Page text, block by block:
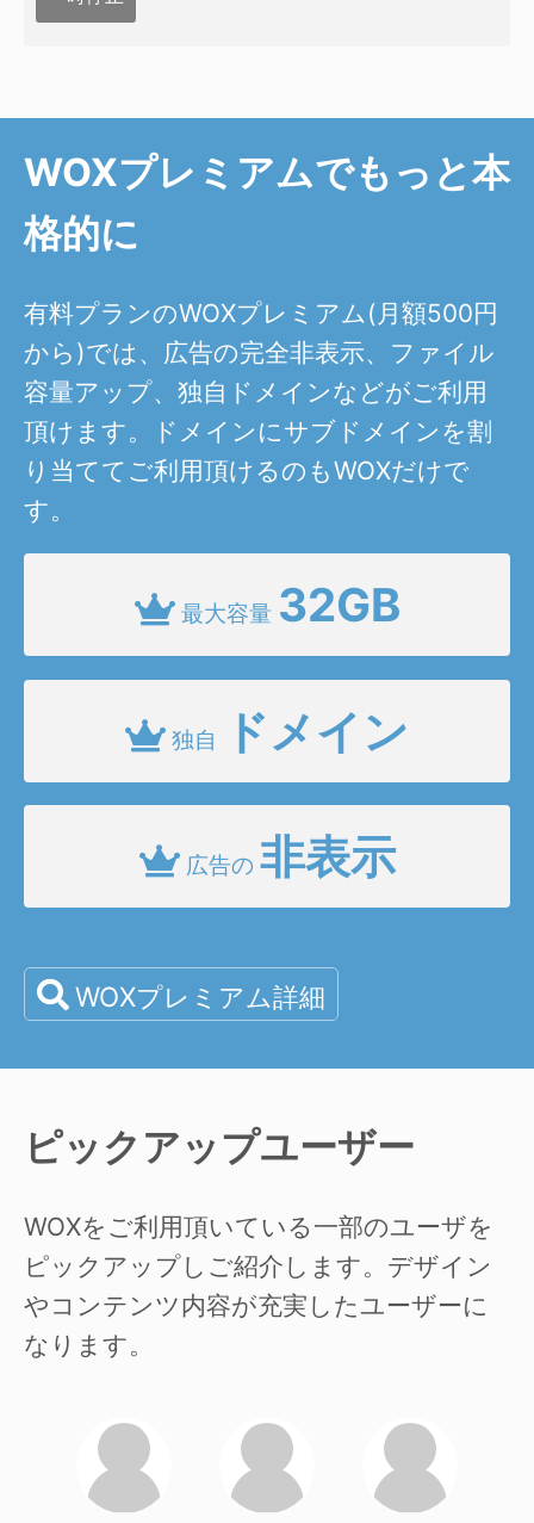
WOXプレミアムでもっと本
格的に
有料プランのWOXプレミアム(月額500円
から)では、広告の完全非表示、ファイル
容量アップ、独自ドメインなどがご利用
頂けます。ドメインにサブドメインを割
り当ててご利用頂けるのもWOXだけで
す。
最大容量 32GB
独自 ドメイン
広告の 非表示
WOXプレミアム詳細
ピックアップユーザー
WOXをご利用頂いている一部のユーザを
ピックアップしご紹介します。デザイン
やコンテンツ内容が充実したユーザーに
なります。